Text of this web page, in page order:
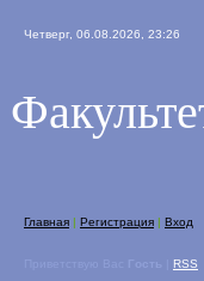
Четверг, 06.08.2026, 23:26
Главная | Регистрация | Вход
RSS